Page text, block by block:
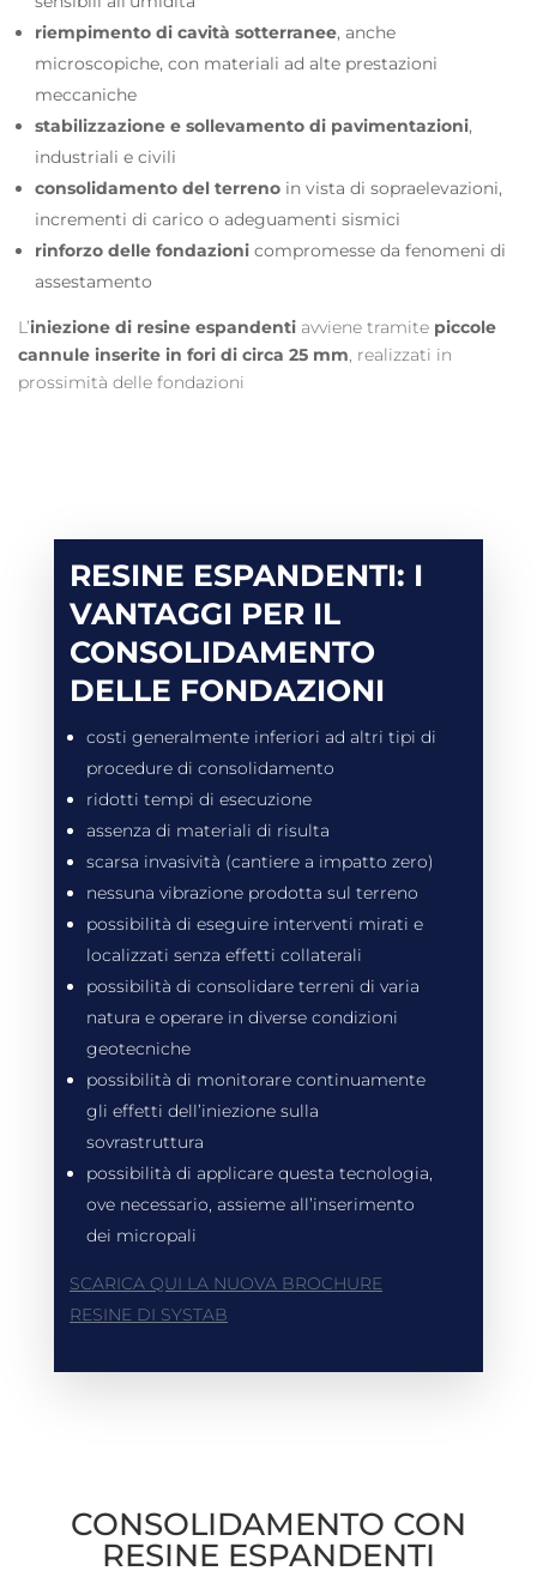
riempimento di cavità sotterranee, anche
microscopiche, con materiali ad alte prestazioni
meccaniche
stabilizzazione e sollevamento di pavimentazioni,
industriali e civili
consolidamento del terreno in vista di sopraelevazioni,
incrementi di carico o adeguamenti sismici
rinforzo delle fondazioni compromesse da fenomeni di
assestamento
L’iniezione di resine espandenti avviene tramite piccole
cannule inserite in fori di circa 25 mm, realizzati in
prossimità delle fondazioni
RESINE ESPANDENTI: I
VANTAGGI PER IL
CONSOLIDAMENTO
DELLE FONDAZIONI
costi generalmente inferiori ad altri tipi di
procedure di consolidamento
ridotti tempi di esecuzione
assenza di materiali di risulta
scarsa invasività (cantiere a impatto zero)
nessuna vibrazione prodotta sul terreno
possibilità di eseguire interventi mirati e
localizzati senza effetti collaterali
possibilità di consolidare terreni di varia
natura e operare in diverse condizioni
geotecniche
possibilità di monitorare continuamente
gli effetti dell’iniezione sulla
sovrastruttura
possibilità di applicare questa tecnologia,
ove necessario, assieme all’inserimento
dei micropali
SCARICA QUI LA NUOVA BROCHURE
RESINE DI SYSTAB
CONSOLIDAMENTO CON
RESINE ESPANDENTI